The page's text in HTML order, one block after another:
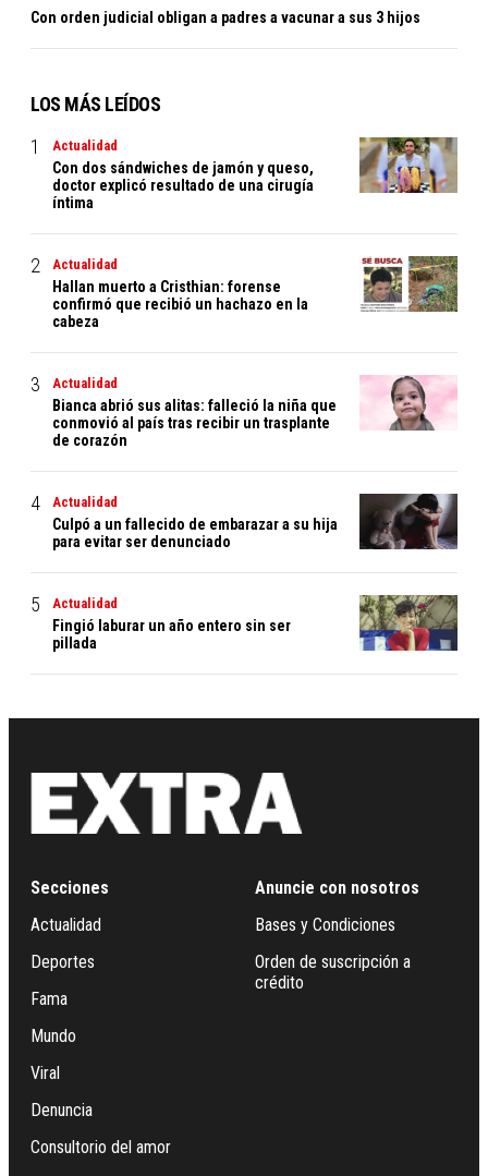
Con orden judicial obligan a padres a vacunar a sus 3 hijos
LOS MÁS LEÍDOS
Actualidad
Con dos sándwiches de jamón y queso,
doctor explicó resultado de una cirugía
íntima
Actualidad
Hallan muerto a Cristhian: forense
confirmó que recibió un hachazo en la
cabeza
Actualidad
Bianca abrió sus alitas: falleció la niña que
conmovió al país tras recibir un trasplante
de corazón
Actualidad
Culpó a un fallecido de embarazar a su hija
para evitar ser denunciado
Actualidad
Fingió laburar un año entero sin ser
pillada
Secciones
Actualidad
Deportes
Fama
Mundo
Viral
Denuncia
Consultorio del amor
Anuncie con nosotros
Bases y Condiciones
Orden de suscripción a
crédito